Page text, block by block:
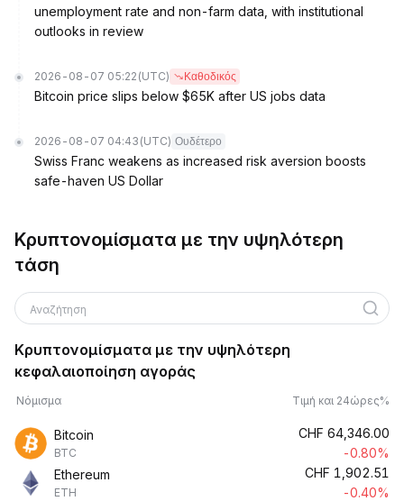
unemployment rate and non-farm data, with institutional
outlooks in review
2026-08-07 05:22 (UTC) Καθοδικός
Bitcoin price slips below $65K after US jobs data
2026-08-07 04:43 (UTC) Ουδέτερο
Swiss Franc weakens as increased risk aversion boosts
safe-haven US Dollar
Κρυπτονομίσματα με την υψηλότερη
τάση
Αναζήτηση
Κρυπτονομίσματα με την υψηλότερη
κεφαλαιοποίηση αγοράς
Νόμισμα Τιμή και 24ώρες%
Bitcoin
BTC
CHF 64,346.00
-0.80%
Ethereum
ETH
CHF 1,902.51
-0.40%